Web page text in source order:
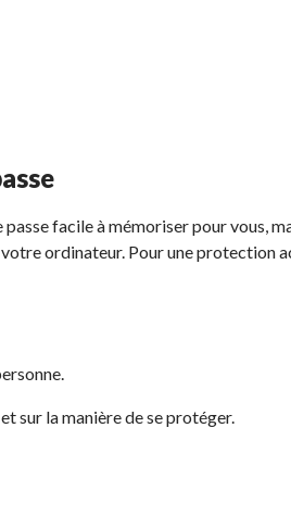
facile à mémoriser pour vous,
ordinateur. Pour une protection
sur la manière de se protéger.